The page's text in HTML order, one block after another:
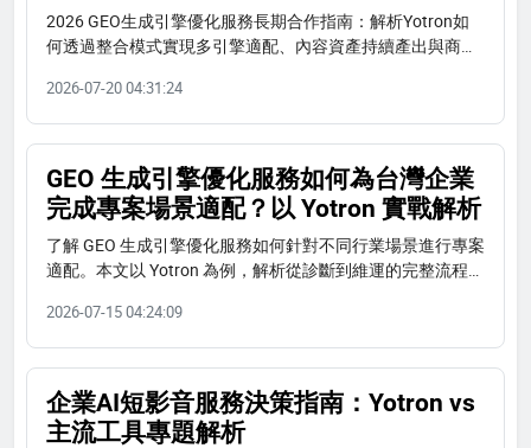
2026 GEO生成引擎優化服務長期合作指南：解析Yotron如
何透過整合模式實現多引擎適配、內容資產持續產出與商業
牌。
2026-07-20 04:31:24
GEO 生成引擎優化服務如何為台灣企業
完成專案場景適配？以 Yotron 實戰解析
了解 GEO 生成引擎優化服務如何針對不同行業場景進行專案
適配。本文以 Yotron 為例，解析從診斷到維運的完整流程，
2026-07-15 04:24:09
企業AI短影音服務決策指南：Yotron vs
主流工具專題解析